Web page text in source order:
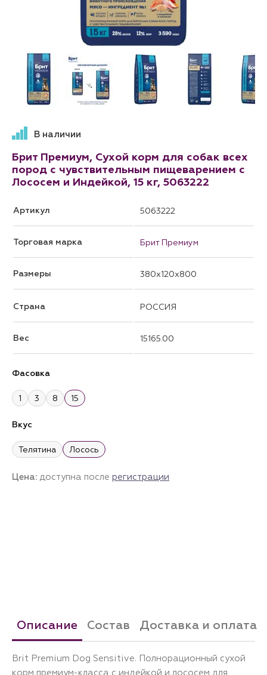
В наличии
Брит Премиум, Сухой корм для собак всех
пород с чувствительным пищеварением с
Лососем и Индейкой, 15 кг, 5063222
Артикул 5063222
Торговая марка Брит Премиум
Размеры 380x120x800
Страна РОССИЯ
Вес 15165.00
Фасовка
1 3 8 15
Вкус
Телятина Лосось
Цена: доступна после регистрации
Описание Состав Доставка и оплата
Brit Premium Dog Sensitive. Полнорационный сухой
корм премиум-класса с индейкой и лососем для